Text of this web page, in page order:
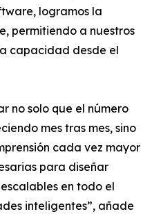
logramos la
permitiendo a nuestros
capacidad desde el
no solo que el número
mes tras mes, sino
cada vez mayor
para diseñar
en todo el
inteligentes”, añade